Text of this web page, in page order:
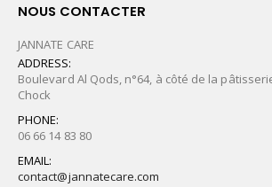
NOUS CONTACTER
JANNATE CARE
ADDRESS:
Boulevard Al Qods, n°64, à côté de la
Chock
PHONE:
06 66 14 83 80
EMAIL:
contact@jannatecare.com